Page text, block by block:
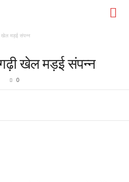
खेल मड़ई संपन्न
खेल मड़ई संपन्न
0